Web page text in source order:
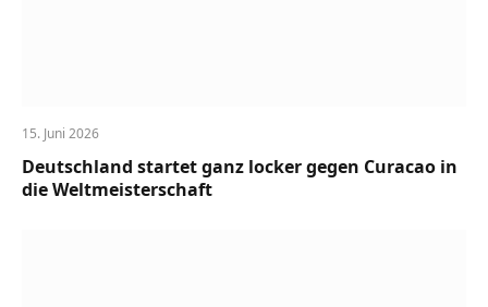
15. Juni 2026
Deutschland startet ganz locker gegen Curacao in
die Weltmeisterschaft